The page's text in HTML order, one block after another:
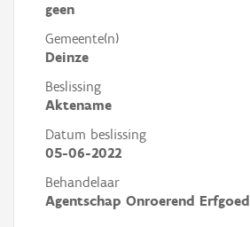
geen
Gemeente(n)
Deinze
Beslissing
Aktename
Datum beslissing
05-06-2022
Behandelaar
Agentschap Onroerend Erfgoed